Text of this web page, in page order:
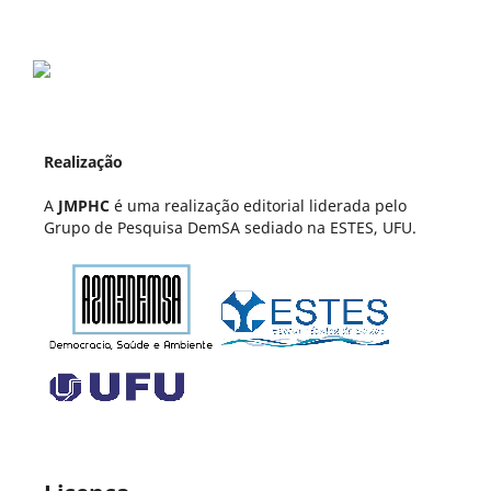
Realização
A JMPHCé uma realização editorial liderada pelo
Grupo de Pesquisa DemSA sediado na ESTES, UFU.